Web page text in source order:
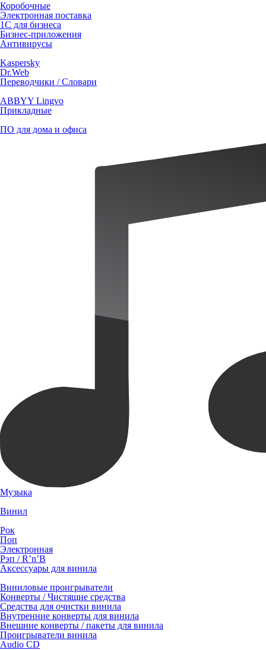
Коробочные
Электронная поставка
1С для бизнеса
Бизнес-приложения
Антивирусы
Kaspersky
Dr.Web
Переводчики / Словари
ABBYY Lingvo
Прикладные
ПО для дома и офиса
Музыка
Винил
Рок
Поп
Электронная
Рэп / R’n’B
Аксессуары для винила
Виниловые проигрыватели
Конверты / Чистящие средства
Средства для очистки винила
Внутренние конверты для винила
Внешние конверты / пакеты для винила
Проигрыватели винила
Audio CD